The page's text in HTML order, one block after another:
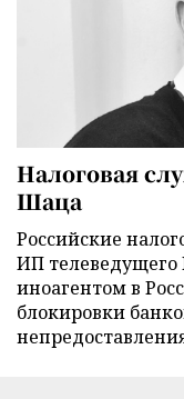
Налоговая
Шаца
Российские
ИП
иноагентом в
блокировки